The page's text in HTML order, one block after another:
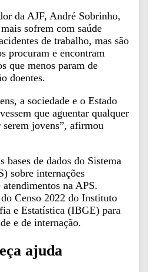
da AJF, André Sobrinho,
sofrem com saúde
de trabalho, mas são
procuram e encontram
que menos param de
doentes.
a sociedade e o Estado
que aguentar qualquer
serem jovens”, afirmou
bases de dados do Sistema
sobre internações
na APS.
Censo 2022 do Instituto
e Estatística (IBGE) para
e de internação.
ajuda